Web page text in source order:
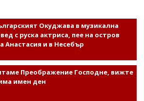
Окуджава в музикална
с руска актриса, пее на остров
Анастасия и в Несебър
Преображение Господне, вижте
имен ден